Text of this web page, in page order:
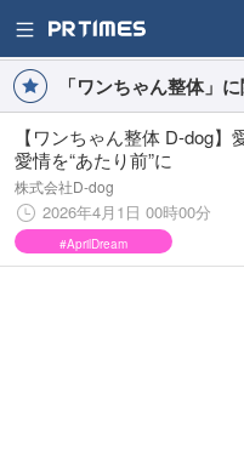
「ワンちゃん整体」
【ワンちゃん整体 D-dog】
愛情を“あたり前”に
株式会社D-dog
2026年4月1日 00時00分
#AprilDream